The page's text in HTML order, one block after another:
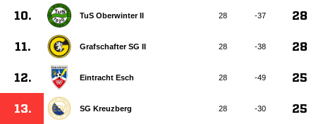
10. TuS Oberwinter II 28 -37 28
11. Grafschafter SG II 28 -38 28
12. Eintracht Esch 28 -49 25
13. SG Kreuzberg 28 -30 25